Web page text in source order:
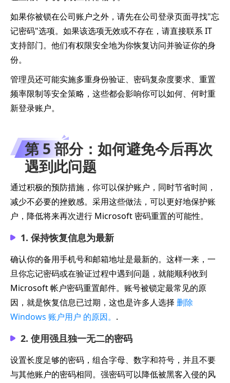
如果你被锁在公司账户之外，请先在公司登录页面寻找"忘
记密码"选项。如果该选项无效或不存在，请直接联系 IT
支持部门。他们有权限安全地为你恢复访问并验证你的身
份。
管理员还可能实施多重身份验证、密码复杂度要求、重置
频率限制等安全策略，这些都会影响你可以如何、何时重
新登录账户。
第 5 部分：如何避免今后再次
遇到此问题
通过积极的预防措施，你可以保护账户，同时节省时间，
减少不必要的挫败感。采用这些做法，可以更好地保护账
户，降低将来再次进行 Microsoft 密码重置的可能性。
1. 保持恢复信息为最新
确认你的备用手机号和邮箱地址是最新的。这样一来，一
旦你忘记密码或在验证过程中遇到问题，就能顺利收到
Microsoft 帐户密码重置邮件。账号被锁定最常见的原
因，就是恢复信息已过期，这也是许多人选择 删除
Windows 账户用户 的原因。 .
2. 使用强且独一无二的密码
设置长度足够的密码，组合字母、数字和符号，并且不要
与其他账户的密码相同。强密码可以降低被黑客入侵的风